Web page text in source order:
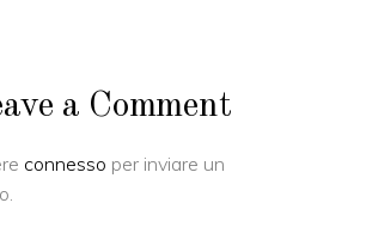
a Comment
connesso per inviare un